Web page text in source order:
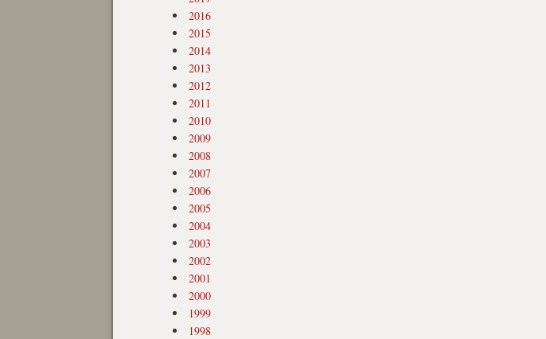
2016
2015
2014
2013
2012
2011
2010
2009
2008
2007
2006
2005
2004
2003
2002
2001
2000
1999
1998